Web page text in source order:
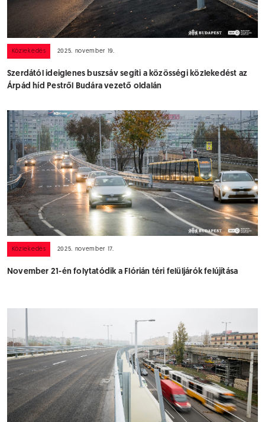
Közlekedés 2025. november 19.
Szerdától ideiglenes buszsáv segíti a közösségi közlekedést az
Árpád híd Pestről Budára vezető oldalán
Közlekedés 2025. november 17.
November 21-én folytatódik a Flórián téri felüljárók felújítása